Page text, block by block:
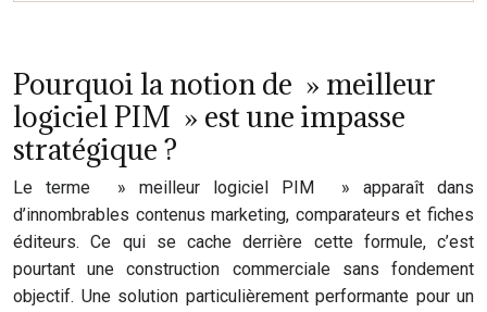
Pourquoi la notion de » meilleur
logiciel PIM » est une impasse
stratégique ?
Le terme » meilleur logiciel PIM » apparaît dans
d’innombrables contenus marketing, comparateurs et fiches
éditeurs. Ce qui se cache derrière cette formule, c’est
pourtant une construction commerciale sans fondement
objectif. Une solution particulièrement performante pour un